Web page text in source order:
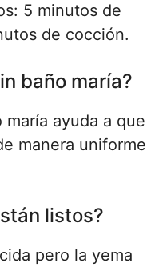
5 minutos de
de cocción.
baño maría?
ayuda a que
manera uniforme
listos?
pero la yema